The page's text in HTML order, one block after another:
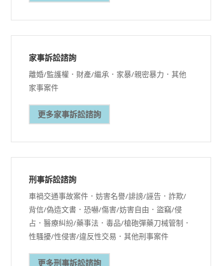
家事訴訟諮詢
離婚/監護權．財產/繼承．家暴/親密暴力．其他
家事案件
更多家事訴訟諮詢
刑事訴訟諮詢
車禍交通事故案件．妨害名譽/誹謗/誣告．詐欺/
背信/偽造文書．恐嚇/傷害/妨害自由．盜竊/侵
占．醫療糾紛/藥事法．毒品/槍砲彈藥刀械管制．
性騷擾/性侵害/違反性交易．其他刑事案件
更多刑事訴訟諮詢